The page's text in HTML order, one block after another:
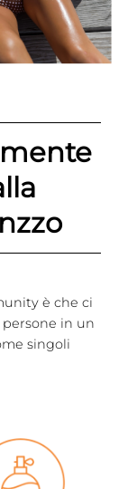
è che ci
in un
singoli